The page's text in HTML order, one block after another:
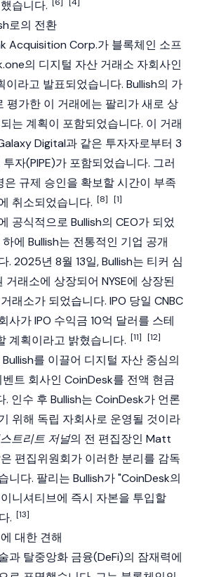
습니다.
로의 전환
Acquisition Corp.가 블록체인 소프
의 디지털 자산 거래소 자회사인
이라고 발표되었습니다. Bullish의 가
평가한 이 거래에는 팔리가 새로 상
는 계획이 포함되었습니다. 이 거래
Digital과 같은 투자자로부터 3
자(PIPE)가 포함되었습니다. 그러
은 규제 승인을 확보할 시간이 부족
취소되었습니다. [8] [1]
공식적으로 Bullish의 CEO가 되었
에 Bullish는 전통적인 기업 공개
. 2025년 8월 13일, Bullish는 티커 심
거래소에 상장되어 NYSE에 상장된
래소가 되었습니다. IPO 당일 CNBC
사가 IPO 수익금 10억 달러를 스테
계획이라고 밝혔습니다. [11] [12]
Bullish를 이끌어 디지털 자산 중심의
트 회사인 CoinDesk를 전액 현금
. 인수 후 Bullish는 CoinDesk가 언론
위해 독립 자회사로 운영될 것이라
트리트 저널의 전 편집장인 Matt
편집위원회가 이러한 분리를 감독
니다. 팔리는 Bullish가 "CoinDesk의
니셔티브에 즉시 자본을 투입할
. [13]
대한 견해
과 탈중앙화 금융(DeFi)의 잠재력에